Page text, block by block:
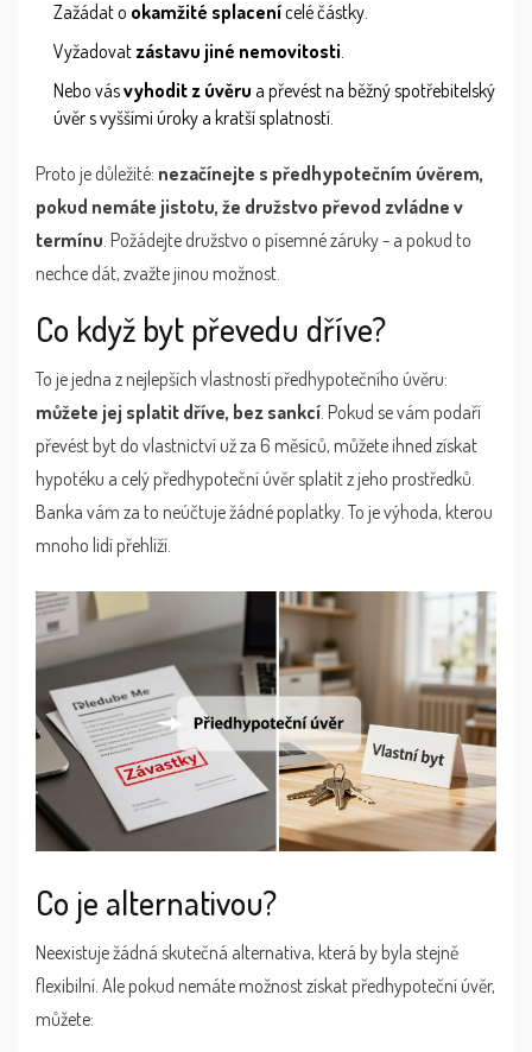
Zažádat o okamžité splacenícelé částky.
Vyžadovat zástavu jiné nemovitosti.
Nebo vásvyhodit z úvěru a převést na běžný spotřebitelský
úvěr s vyššími úroky a kratší splatností.
Proto je důležité: nezačínejte s předhypotečním úvěrem,
pokud nemáte jistotu, že družstvo převod zvládne v
termínu. Požádejte družstvo o písemné záruky - a pokud to
nechce dát, zvažte jinou možnost.
Co když byt převedu dříve?
To je jedna z nejlepších vlastností předhypotečního úvěru:
můžete jej splatit dříve, bez sankcí. Pokud se vám podaří
převést byt do vlastnictví už za 6 měsíců, můžete ihned získat
hypotéku a celý předhypoteční úvěr splatit z jeho prostředků.
Banka vám za to neúčtuje žádné poplatky. To je výhoda, kterou
mnoho lidí přehlíží.
Co je alternativou?
Neexistuje žádná skutečná alternativa, která by byla stejně
flexibilní. Ale pokud nemáte možnost získat předhypoteční úvěr,
můžete: